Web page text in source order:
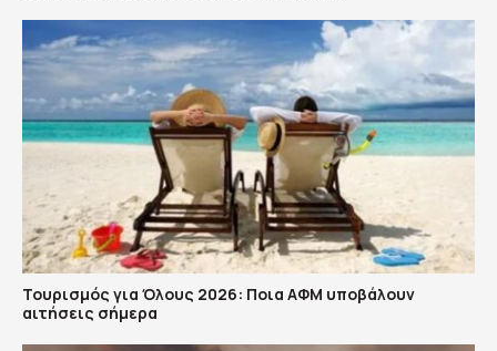
Τουρισμός για Όλους 2026: Ποια ΑΦΜ υποβάλουν
αιτήσεις σήμερα